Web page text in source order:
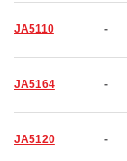
JA5110 -
JA5164 -
JA5120 -